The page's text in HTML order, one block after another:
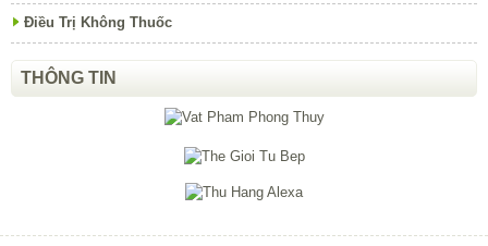
Điều Trị Không Thuốc
THÔNG TIN